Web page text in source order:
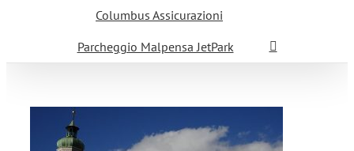
Columbus Assicurazioni
Parcheggio Malpensa JetPark